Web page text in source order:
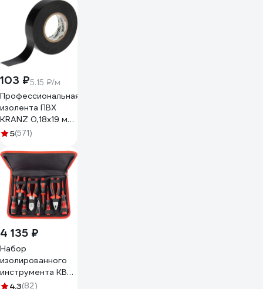
103 ₽5.15 ₽/м
Профессиональная
изолента ПВХ
KRANZ 0,18х19 мм,
20 м, черная KR-
5(571)
4 135 ₽
Набор
изолированного
инструмента КВТ
НИИ-01 59380
4.3(82)